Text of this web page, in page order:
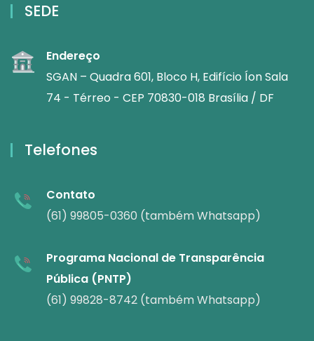
SEDE
Endereço
SGAN – Quadra 601, Bloco H, Edifício Íon Sala
74 - Térreo - CEP 70830-018 Brasília / DF
Telefones
Contato
(61) 99805-0360 (também Whatsapp)
Programa Nacional de Transparência
Pública (PNTP)
(61) 99828-8742 (também Whatsapp)